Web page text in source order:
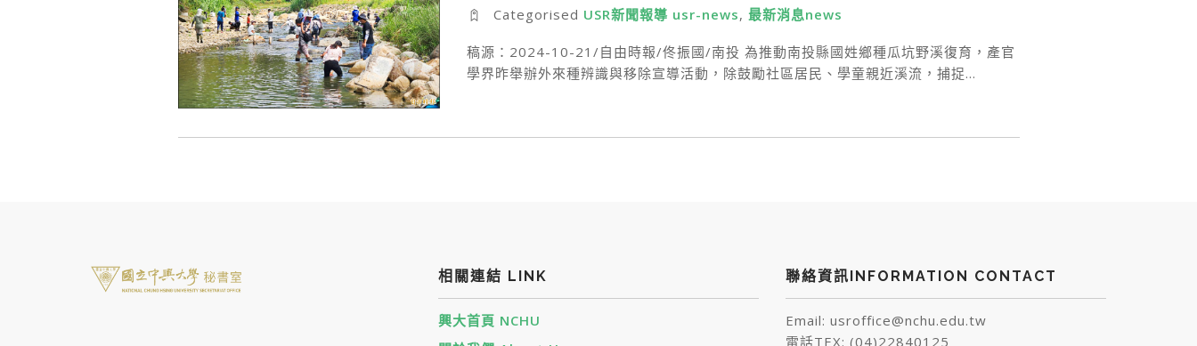
Categorised USR新聞報導 usr-news,最新消息news
稿源：2024-10-21/自由時報/佟振國/南投 為推動南投縣國姓鄉種瓜坑野溪復育，產官
學界昨舉辦外來種辨識與移除宣導活動，除鼓勵社區居民、學童親近溪流，捕捉…
相關連結 LINK
興大首頁 NCHU
聯絡資訊INFORMATION CONTACT
Email: usroffice@nchu.edu.tw
電話TEX: (04)22840125